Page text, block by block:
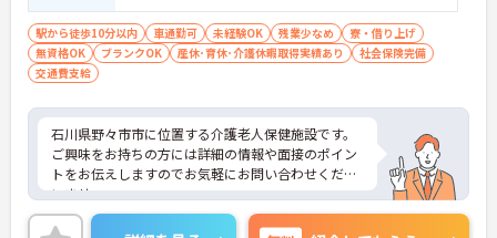
駅から徒歩10分以内 車通勤可 未経験OK 残業少なめ
寮・借り上げ
無資格OK
ブランクOK 産休･育休･介護休暇取得実績あり
社会保険完備
交通費支給
石川県野々市市に位置する介護老人保健施設です。
ご興味をお持ちの方には詳細の情報や面接のポイン
トをお伝えしますのでお気軽にお問い合わせくださ
いませ。